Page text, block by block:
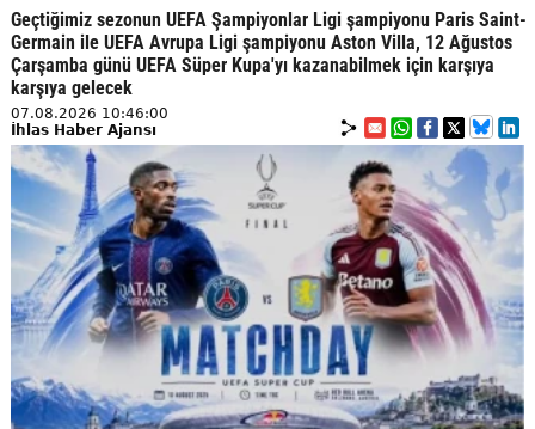
Geçtiğimiz sezonun UEFA Şampiyonlar Ligi şampiyonu Paris Saint-
Germain ile UEFA Avrupa Ligi şampiyonu Aston Villa, 12 Ağustos
Çarşamba günü UEFA Süper Kupa'yı kazanabilmek için karşıya
karşıya gelecek
07.08.2026 10:46:00
İhlas Haber Ajansı